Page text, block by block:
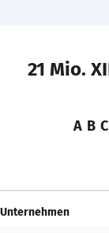
21 Mio.
A B C
Unternehmen